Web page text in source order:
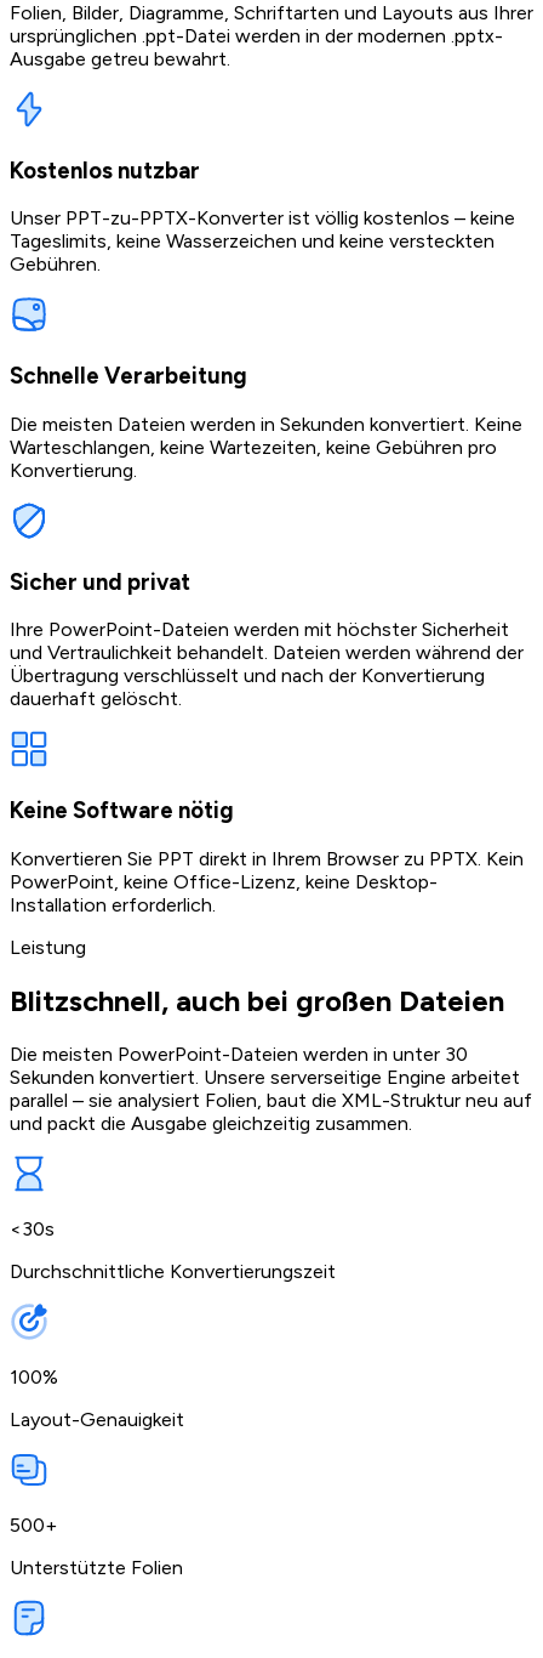
Folien, Bilder, Diagramme, Schriftarten und Layouts aus Ihrer
ursprünglichen .ppt-Datei werden in der modernen .pptx-
Ausgabe getreu bewahrt.
Kostenlos nutzbar
Unser PPT-zu-PPTX-Konverter ist völlig kostenlos – keine
Tageslimits, keine Wasserzeichen und keine versteckten
Gebühren.
Schnelle Verarbeitung
Die meisten Dateien werden in Sekunden konvertiert. Keine
Warteschlangen, keine Wartezeiten, keine Gebühren pro
Konvertierung.
Sicher und privat
Ihre PowerPoint-Dateien werden mit höchster Sicherheit
und Vertraulichkeit behandelt. Dateien werden während der
Übertragung verschlüsselt und nach der Konvertierung
dauerhaft gelöscht.
Keine Software nötig
Konvertieren Sie PPT direkt in Ihrem Browser zu PPTX. Kein
PowerPoint, keine Office-Lizenz, keine Desktop-
Installation erforderlich.
Leistung
Blitzschnell, auch bei großen Dateien
Die meisten PowerPoint-Dateien werden in unter 30
Sekunden konvertiert. Unsere serverseitige Engine arbeitet
parallel – sie analysiert Folien, baut die XML-Struktur neu auf
und packt die Ausgabe gleichzeitig zusammen.
<30s
Durchschnittliche Konvertierungszeit
100%
Layout-Genauigkeit
500+
Unterstützte Folien